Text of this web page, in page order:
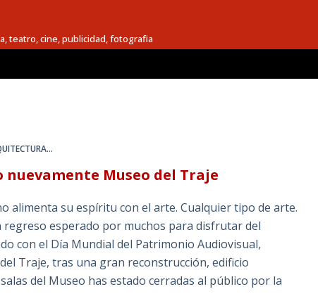
teatro, cine, publicidad, fotografia
Museo del Traje
alimenta su espíritu con el arte. Cualquier tipo de arte.
esperado por muchos para disfrutar del
con el Día Mundial del Patrimonio Audiovisual,
Traje, tras una gran reconstrucción, edificio
del Museo has estado cerradas al público por la